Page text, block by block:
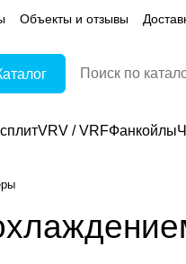
Объекты и отзывы
VRV / VRFФанкойлы